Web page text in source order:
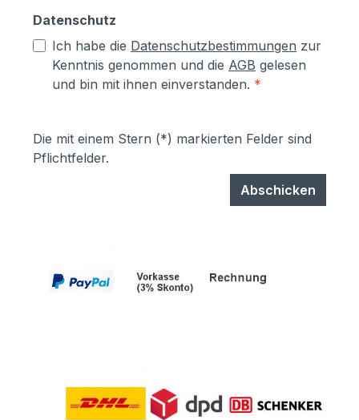
lösungsmittelfreie Pulverlackierung (z.T.
auch Kunststoffbeschichtung genannt) mit
Polyesterpulver in Fassadenqualität, dies
garantiert UV- und Wetterbeständigkeit-
Datenschutz
Ich habe die Datenschutzbestimmungen zur
Kenntnis genommen und die AGB gelesen
und bin mit ihnen einverstanden. *
Die mit einem Stern (*) markierten Felder sind
Pflichtfelder.
Abschicken